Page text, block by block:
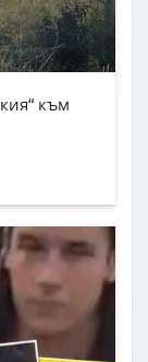
към